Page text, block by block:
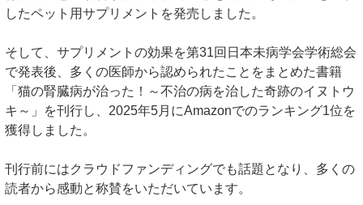
したペット用サプリメントを発売しました。
そして、サプリメントの効果を第31回日本未病学会学術総会
で発表後、多くの医師から認められたことをまとめた書籍
「猫の腎臓病が治った！～不治の病を治した奇跡のイヌトウ
キ～」を刊行し、2025年5月にAmazonでのランキング1位を
獲得しました。
刊行前にはクラウドファンディングでも話題となり、多くの
読者から感動と称賛をいただいています。